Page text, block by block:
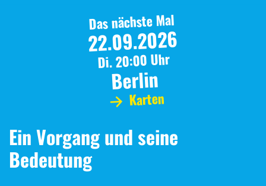
Das nächste Mal
22.09.2026
Di. 20:00 Uhr
Berlin
Karten
Ein Vorgang und seine
Bedeutung